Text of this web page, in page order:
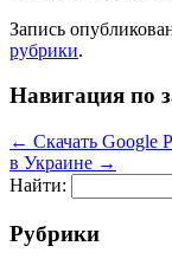
Запись
рубрики.
Навигация по
← Cкачать Google
в Украине →
Найти:
Рубрики